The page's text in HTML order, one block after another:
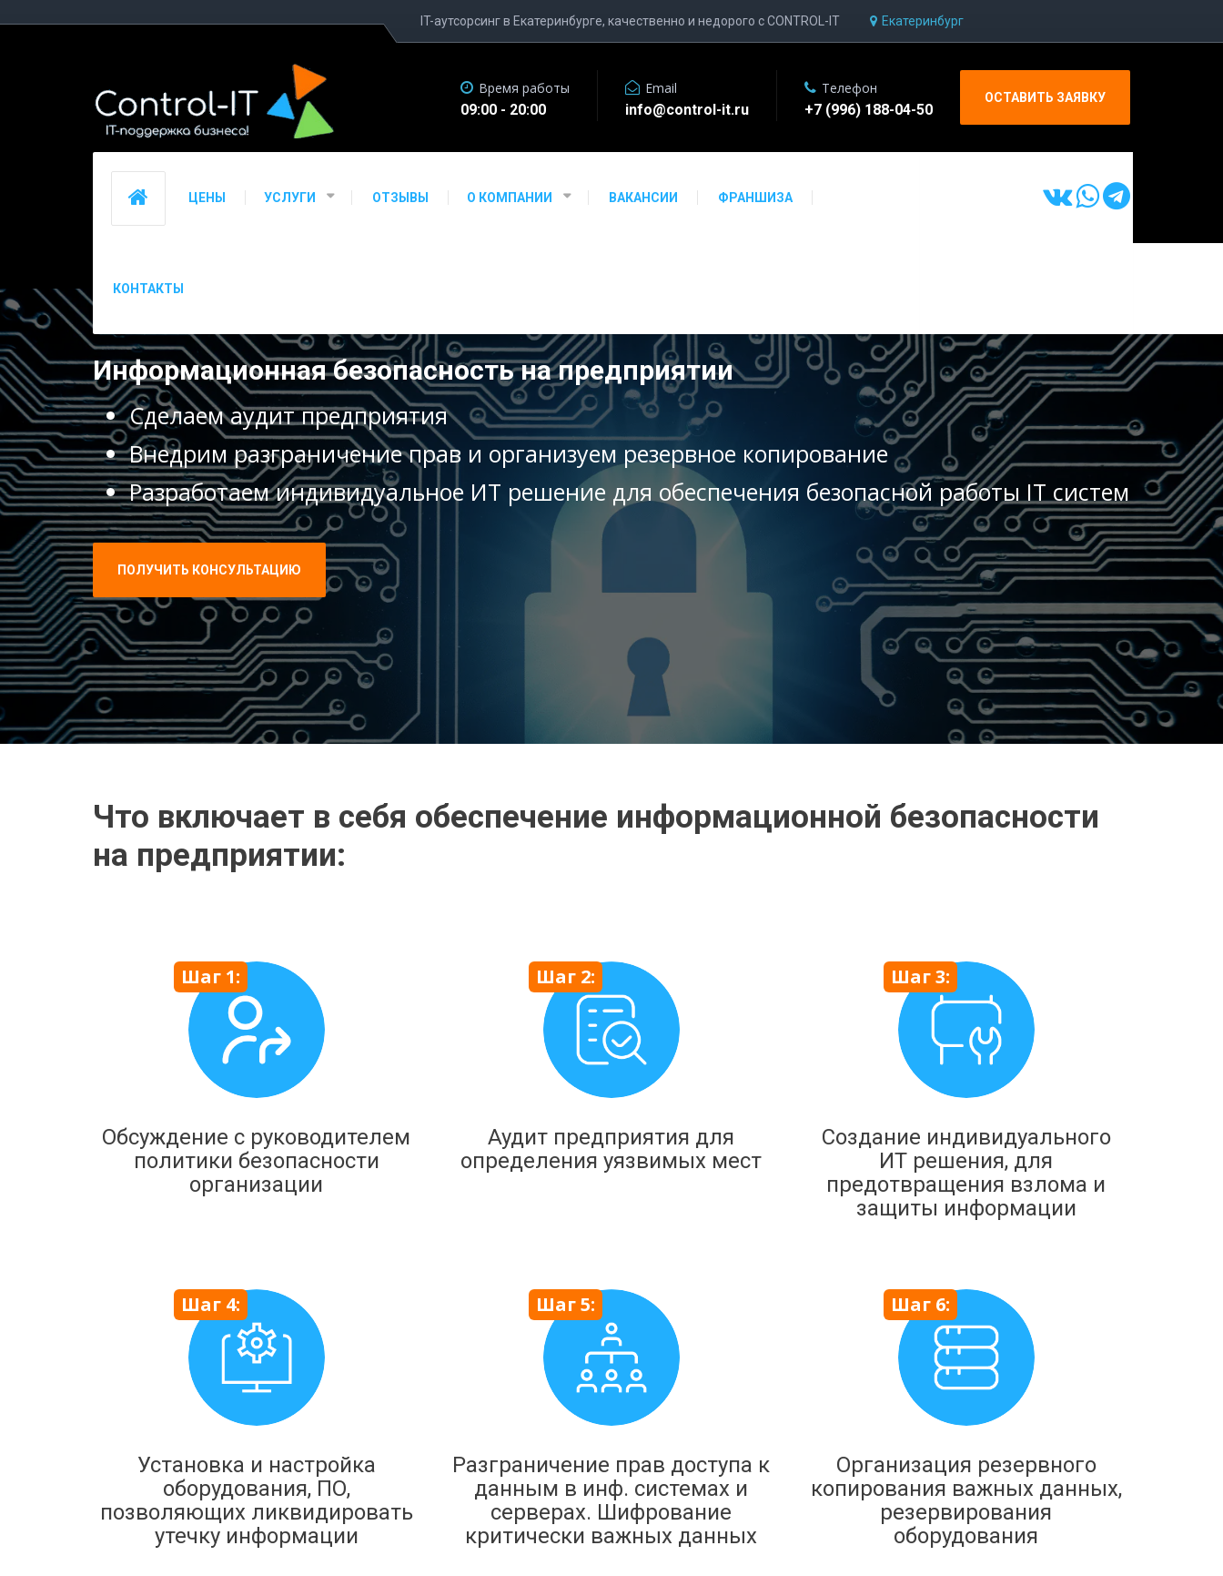
IT-аутсорсинг в Екатеринбурге, качественно и недорого с CONTROL-IT Екатеринбург
ЦЕНЫ УСЛУГИ ОТЗЫВЫ О КОМПАНИИ ВАКАНСИИ ФРАНШИЗА
КОНТАКТЫ
Время работы
09:00 - 20:00
Email
info@control-it.ru
Телефон
+7 (996) 188-04-50
ОСТАВИТЬ ЗАЯВКУ
Информационная безопасность на предприятии
Сделаем аудит предприятия
Внедрим разграничение прав и организуем резервное копирование
Разработаем индивидуальное ИТ решение для обеспечения безопасной работы IT систем
ПОЛУЧИТЬ КОНСУЛЬТАЦИЮ
Что включает в себя обеспечение информационной безопасности
на предприятии:
Обсуждение с руководителем
политики безопасности
организации
Шаг 1:
Аудит предприятия для
определения уязвимых мест
Шаг 2:
Создание индивидуального
ИТ решения, для
предотвращения взлома и
защиты информации
Шаг 3:
Установка и настройка
оборудования, ПО,
позволяющих ликвидировать
утечку информации
Шаг 4:
Разграничение прав доступа к
данным в инф. системах и
серверах. Шифрование
критически важных данных
Шаг 5:
Организация резервного
копирования важных данных,
резервирования
оборудования
Шаг 6: